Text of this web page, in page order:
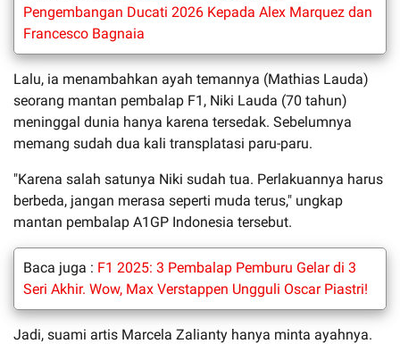
Pengembangan Ducati 2026 Kepada Alex Marquez dan
Francesco Bagnaia
Lalu, ia menambahkan ayah temannya (Mathias Lauda)
seorang mantan pembalap F1, Niki Lauda (70 tahun)
meninggal dunia hanya karena tersedak. Sebelumnya
memang sudah dua kali transplatasi paru-paru.
"Karena salah satunya Niki sudah tua. Perlakuannya harus
berbeda, jangan merasa seperti muda terus," ungkap
mantan pembalap A1GP Indonesia tersebut.
Baca juga : F1 2025: 3 Pembalap Pemburu Gelar di 3
Seri Akhir. Wow, Max Verstappen Ungguli Oscar Piastri!
Jadi, suami artis Marcela Zalianty hanya minta ayahnya.